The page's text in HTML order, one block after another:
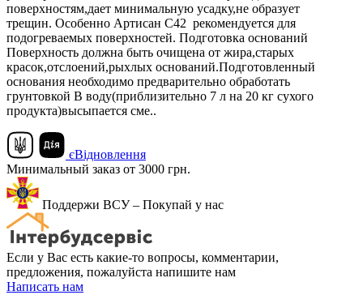
поверхностям,дает минимальную усадку,не образует
трещин. Особенно Артисан С42 рекомендуется для
подогреваемых поверхностей. Подготовка оснований
Поверхность должна быть очищена от жира,старых
красок,отслоений,рыхлых оснований.Подготовленный
основания необходимо предварительно обработать
грунтовкой В воду(приблизительно 7 л на 20 кг сухого
продукта)высыпается сме..
єВідновлення
Минимальный заказ от 3000 грн.
Поддержи ВСУ – Покупай у нас
Если у Вас есть какие-то вопросы, комментарии,
предложения, пожалуйста напишите нам
Написать нам